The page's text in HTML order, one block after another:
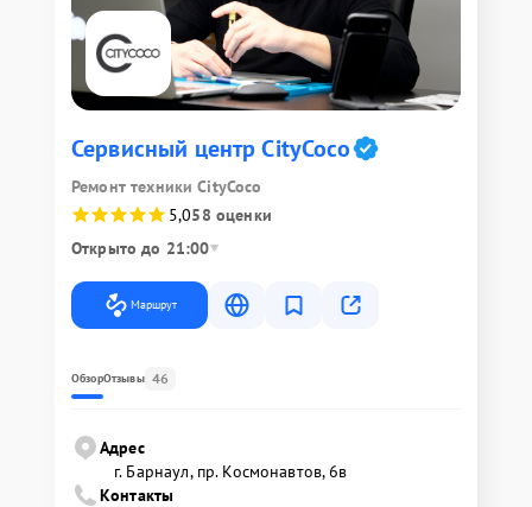
Сервисный центр CityCoco
Ремонт техники CityCoco
5,058 оценки
Открыто до 21:00
Маршрут
ОбзорОтзывы 46
Адрес
г. Барнаул, ​пр. Космонавтов, 6в
Контакты